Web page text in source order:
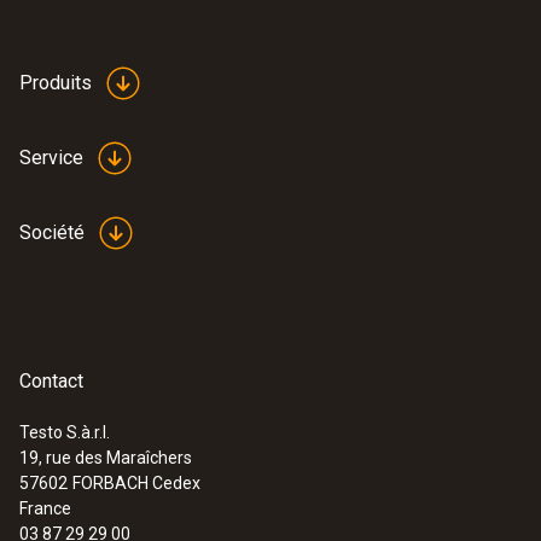
Produits
Service
Société
Contact
Testo S.à.r.l.
19, rue des Maraîchers
57602 FORBACH Cedex
France
03 87 29 29 00